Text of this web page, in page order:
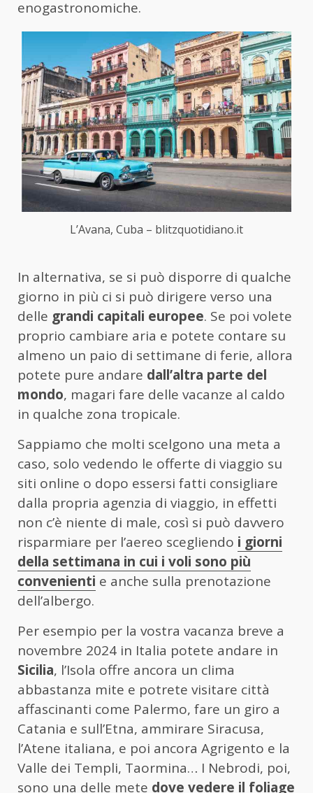
enogastronomiche.
L’Avana, Cuba – blitzquotidiano.it
In alternativa, se si può disporre di qualche
giorno in più ci si può dirigere verso una
delle grandi capitali europee. Se poi volete
proprio cambiare aria e potete contare su
almeno un paio di settimane di ferie, allora
potete pure andare dall’altra parte del
mondo, magari fare delle vacanze al caldo
in qualche zona tropicale.
Sappiamo che molti scelgono una meta a
caso, solo vedendo le offerte di viaggio su
siti online o dopo essersi fatti consigliare
dalla propria agenzia di viaggio, in effetti
non c’è niente di male, così si può davvero
risparmiare per l’aereo scegliendo i giorni
della settimana in cui i voli sono più
convenienti e anche sulla prenotazione
dell’albergo.
Per esempio per la vostra vacanza breve a
novembre 2024 in Italia potete andare in
Sicilia, l’Isola offre ancora un clima
abbastanza mite e potrete visitare città
affascinanti come Palermo, fare un giro a
Catania e sull’Etna, ammirare Siracusa,
l’Atene italiana, e poi ancora Agrigento e la
Valle dei Templi, Taormina… I Nebrodi, poi,
sono una delle mete dove vedere il foliage